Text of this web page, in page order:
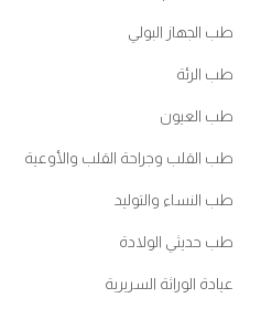
طب الجهاز البولي
طب الرئة
طب العيون
طب القلب وجراحة القلب والأوعية
طب النساء والتوليد
طب حديثي الولادة
عيادة الوراثة السريرية